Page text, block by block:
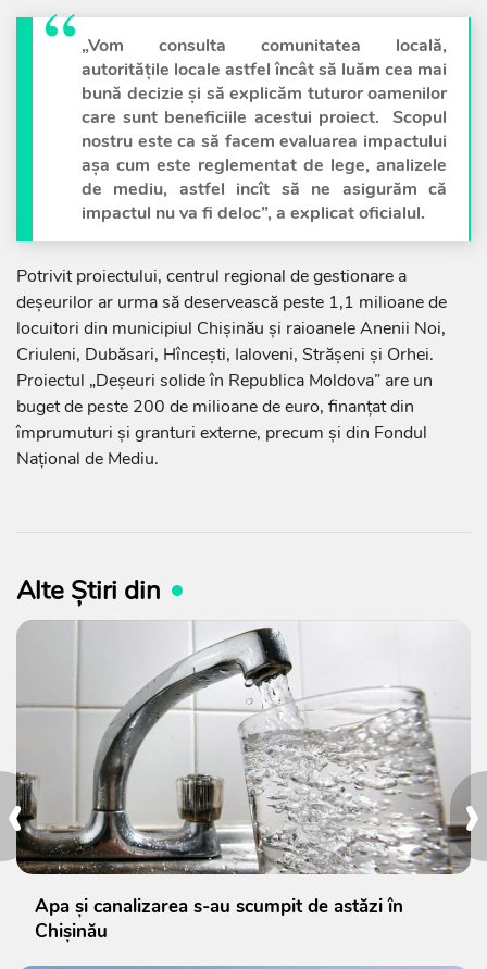
›
‹
„Vom consulta comunitatea locală,
autoritățile locale astfel încât să luăm cea mai
bună decizie și să explicăm tuturor oamenilor
care sunt beneficiile acestui proiect. Scopul
nostru este ca să facem evaluarea impactului
așa cum este reglementat de lege, analizele
de mediu, astfel incît să ne asigurăm că
impactul nu va fi deloc”, a explicat oficialul.
Potrivit proiectului, centrul regional de gestionare a
deșeurilor ar urma să deservească peste 1,1 milioane de
locuitori din municipiul Chișinău și raioanele Anenii Noi,
Criuleni, Dubăsari, Hîncești, Ialoveni, Strășeni și Orhei.
Proiectul „Deșeuri solide în Republica Moldova” are un
buget de peste 200 de milioane de euro, finanțat din
împrumuturi și granturi externe, precum și din Fondul
Național de Mediu.
Alte Știri din
Apa și canalizarea s-au scumpit de astăzi în
Chișinău